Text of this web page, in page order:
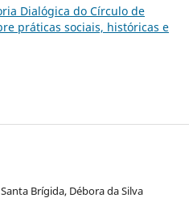
Dialógica do Círculo de
práticas sociais, históricas e
Brígida, Débora da Silva